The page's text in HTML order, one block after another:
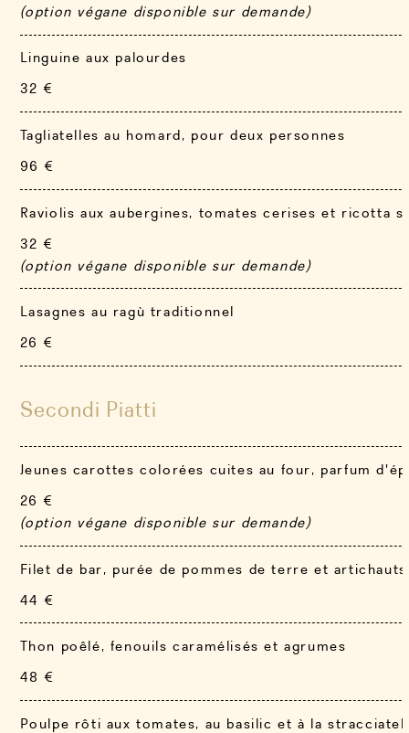
(option végane disponible sur demande)
Linguine aux palourdes
32 €
Tagliatelles au homard, pour deux personnes
96 €
Raviolis aux aubergines, tomates cerises et ricotta
32 €
(option végane disponible sur demande)
Lasagnes au ragù traditionnel
26 €
Secondi Piatti
Jeunes carottes colorées cuites au four, parfum
26 €
(option végane disponible sur demande)
Filet de bar, purée de pommes de terre et artichauts
44 €
Thon poêlé, fenouils caramélisés et agrumes
48 €
Poulpe rôti aux tomates, au basilic et à la